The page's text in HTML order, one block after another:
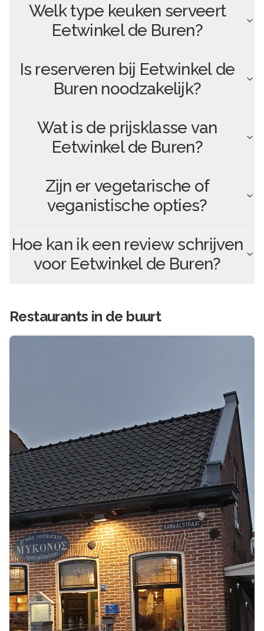
Welk type keuken serveert
Eetwinkel de Buren?
Is reserveren bij Eetwinkel de
Buren noodzakelijk?
Wat is de prijsklasse van
Eetwinkel de Buren?
Zijn er vegetarische of
veganistische opties?
Hoe kan ik een review schrijven
voor Eetwinkel de Buren?
Restaurants in de buurt